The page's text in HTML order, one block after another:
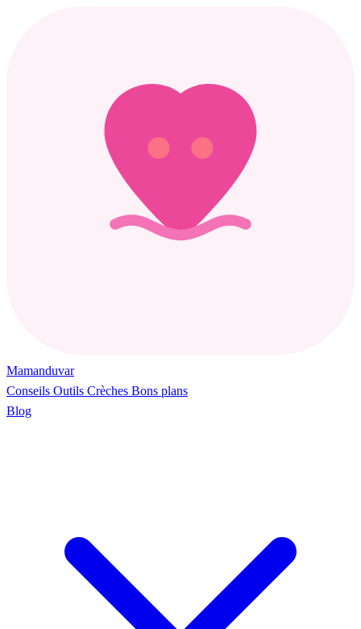
Mamanduvar
Conseils Outils Crèches Bons plans
Blog